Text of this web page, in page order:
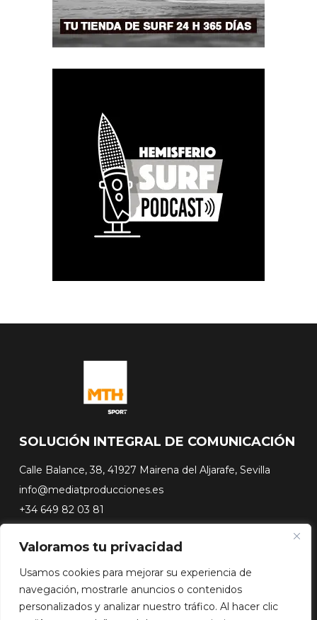
Valoramos tu privacidad
Usamos cookies para mejorar su experiencia de
navegación, mostrarle anuncios o contenidos
personalizados y analizar nuestro tráfico. Al hacer clic
SOLUCIÓN INTEGRAL DE COMUNICACIÓN
Calle Balance, 38, 41927 Mairena del Aljarafe, Sevilla
info@mediatproducciones.es
+34 649 82 03 81
#FLASHSURFING
#CONEXIONSURFING
A CONTRA PICO
DOCUSERIES